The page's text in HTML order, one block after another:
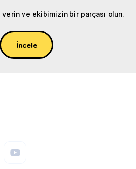
ve ekibimizin bir parçası olun.
İncele